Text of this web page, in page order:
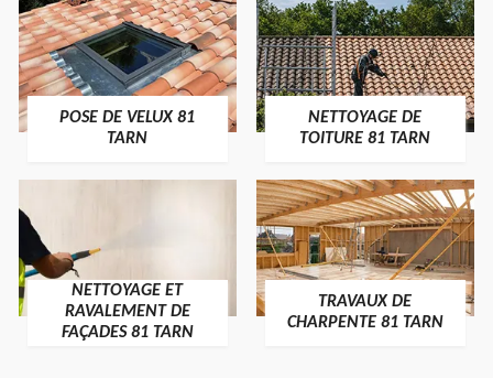
POSE DE VELUX 81
TARN
NETTOYAGE DE
TOITURE 81 TARN
NETTOYAGE ET
RAVALEMENT DE
FAÇADES 81 TARN
TRAVAUX DE
CHARPENTE 81 TARN